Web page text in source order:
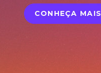
CONHEÇA MAIS